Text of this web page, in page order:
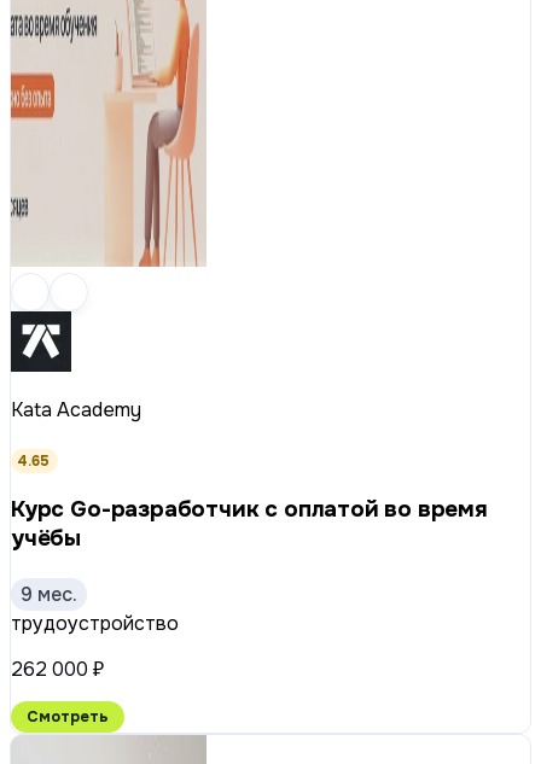
Kata Academy
4.65
Курс Go-разработчик с оплатой во время
учёбы
9 мес.
трудоустройство
262 000 ₽
Смотреть